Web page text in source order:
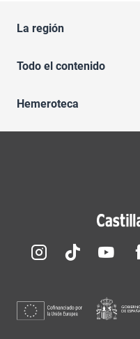
La región
Todo el contenido
Hemeroteca
Redes sociales